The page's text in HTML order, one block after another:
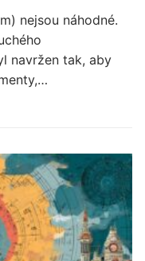
nejsou náhodné.
navržen tak, aby